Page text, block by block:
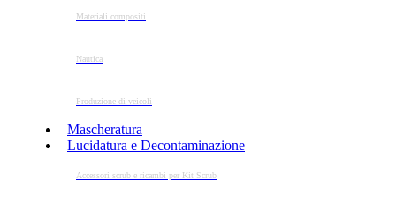
Materiali compositi
Nautica
Produzione di veicoli
Mascheratura
Lucidatura e Decontaminazione
Accessori scrub e ricambi per Kit Scrub